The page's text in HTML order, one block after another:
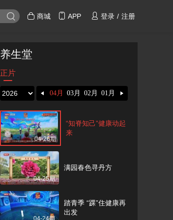
登录 / 注册
商城 APP
养生堂
正片
07月 06月 05月 04月 03月 02月 01月
04-28期
女性抗衰器官
04-26期
“知脊知己”健康动起
来
04-25期
满园春色寻丹方
04-24期
踏青季 “踝”住健康再
出发